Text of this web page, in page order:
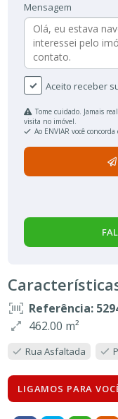
Mensagem
Aceito receber
Tome cuidado. Jamais
visita no imóvel.
Ao ENVIAR você
Referência:
462.00 m²
Rua Asfaltada
LIGAMOS PARA